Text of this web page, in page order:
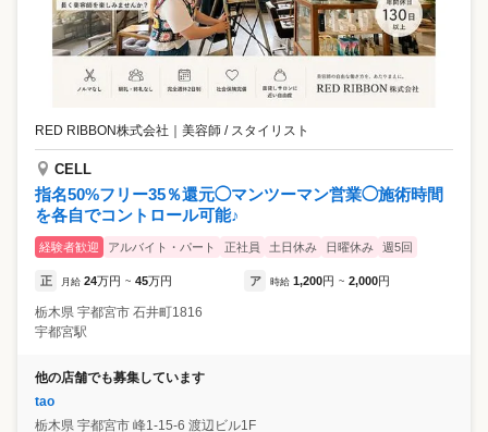
RED RIBBON株式会社 美容師 / スタイリスト
CELL
指名50%フリー35％還元◯マンツーマン営業◯施術時間
を各自でコントロール可能♪
経験者歓迎 アルバイト・パート 正社員 土日休み 日曜休み 週5回
正 月給 24万円 ~ 45万円 ア 時給 1,200円 ~ 2,000円
栃木県 宇都宮市 石井町1816
宇都宮駅
他の店舗でも募集しています
tao
栃木県 宇都宮市 峰1-15-6 渡辺ビル1F